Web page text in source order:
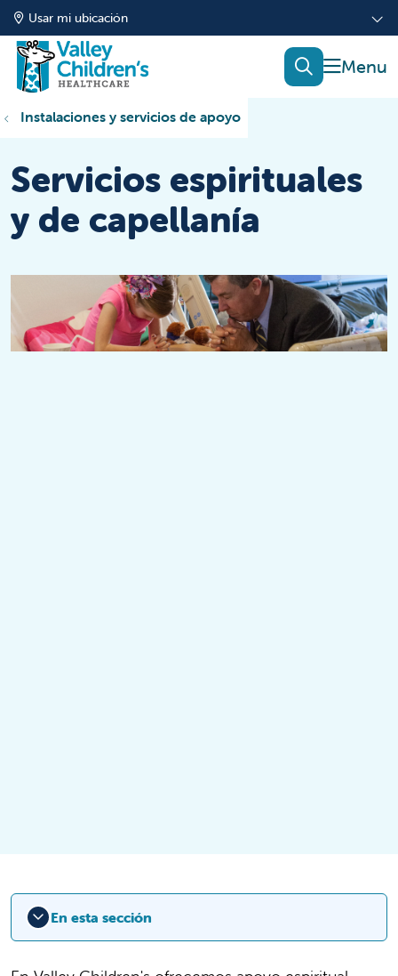
Usar mi ubicación
mostrar
buscar
Instalaciones y servicios de apoyo
Servicios espirituales
y de capellanía
En esta sección